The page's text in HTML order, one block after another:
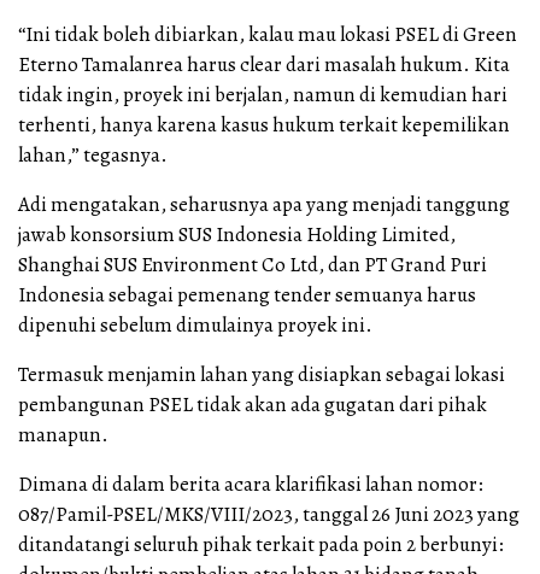
“Ini tidak boleh dibiarkan, kalau mau lokasi PSEL di Green
Eterno Tamalanrea harus clear dari masalah hukum. Kita
tidak ingin, proyek ini berjalan, namun di kemudian hari
terhenti, hanya karena kasus hukum terkait kepemilikan
lahan,” tegasnya.
Adi mengatakan, seharusnya apa yang menjadi tanggung
jawab konsorsium SUS Indonesia Holding Limited,
Shanghai SUS Environment Co Ltd, dan PT Grand Puri
Indonesia sebagai pemenang tender semuanya harus
dipenuhi sebelum dimulainya proyek ini.
Termasuk menjamin lahan yang disiapkan sebagai lokasi
pembangunan PSEL tidak akan ada gugatan dari pihak
manapun.
Dimana di dalam berita acara klarifikasi lahan nomor:
087/Pamil-PSEL/MKS/VIII/2023, tanggal 26 Juni 2023 yang
ditandatangi seluruh pihak terkait pada poin 2 berbunyi: